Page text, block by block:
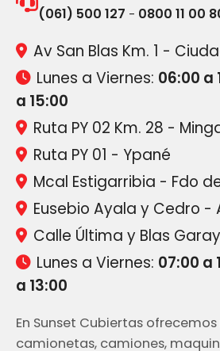
(061) 500 127 - 0800 11 00
Av San Blas Km. 1 -
Lunes a Viernes: 06:00 a
a 15:00
Ruta PY 02 Km. 28 -
Ruta PY 01 - Ypané
Mcal Estigarribia - Fdo
Eusebio Ayala y Cedro -
Calle Última y Blas
Lunes a Viernes: 07:00 a
a 13:00
En Sunset Cubiertas
camionetas, camiones,